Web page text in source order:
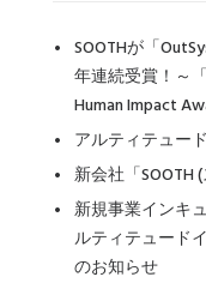
SOOTHが「
年連続受賞！～
Human Impact
アルティテュー
新会社「SOOTH
新規事業インキ
ルティテュード
のお知らせ